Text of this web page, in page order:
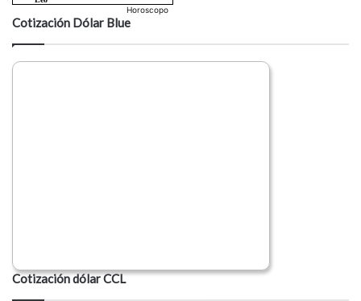
Horoscopo
Cotización Dólar Blue
Cotización dólar CCL